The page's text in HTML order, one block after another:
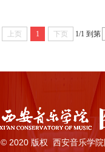
上页 1 下页 1/1 到第
© 2020 版权 西安音乐学院